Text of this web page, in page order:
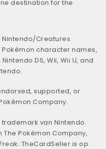
destination for the
Nintendo/Creatures
Pokémon character names,
DS, Wii, Wii U, and
supported, or
Company.
van Nintendo.
Pokémon Company,
TheCardSeller is op